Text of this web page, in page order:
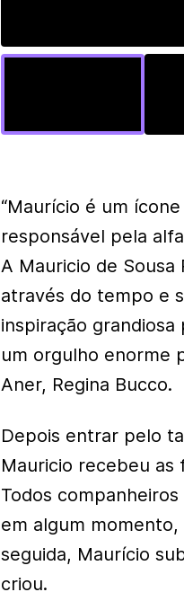
“Maurício é um
responsável pela
A Mauricio de
através do tempo e
inspiração
um orgulho enorme
Aner, Regina Bucco.
Depois entrar pelo
Mauricio recebeu as
Todos
em algum
seguida, Maurício
criou.